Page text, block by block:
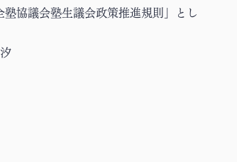
協議会塾生議会政策推進規則」とし